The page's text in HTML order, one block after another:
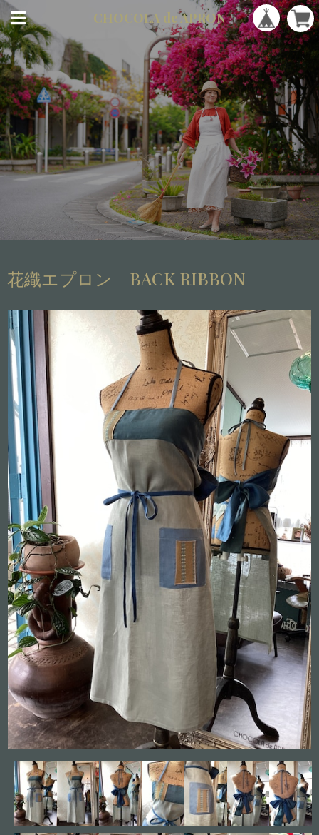
CHOCOLA de APRON
花織エプロン BACK RIBBON